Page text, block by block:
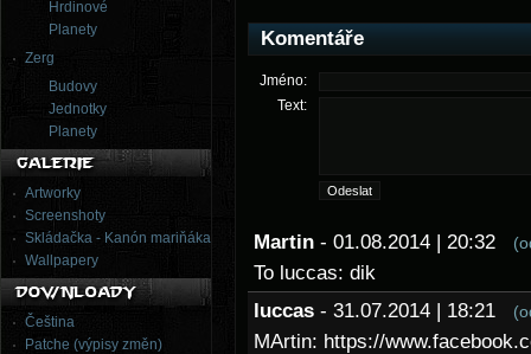
Hrdinové
Planety
Zerg
Budovy
Jednotky
Planety
Artworky
Screenshoty
Skládačka - Kanón mariňáka
Wallpapery
Čeština
Patche (výpisy změn)
Komentáře
Jméno:
Text:
Martin - 01.08.2014 | 20:32
To luccas: dik
luccas - 31.07.2014 | 18:21
MArtin: https://